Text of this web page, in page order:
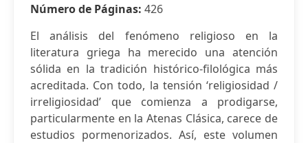
Número de Páginas: 426
El análisis del fenómeno religioso en la
literatura griega ha merecido una atención
sólida en la tradición histórico-filológica más
acreditada. Con todo, la tensión ‘religiosidad /
irreligiosidad’ que comienza a prodigarse,
particularmente en la Atenas Clásica, carece de
estudios pormenorizados. Así, este volumen